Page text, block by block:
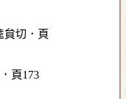
頁173